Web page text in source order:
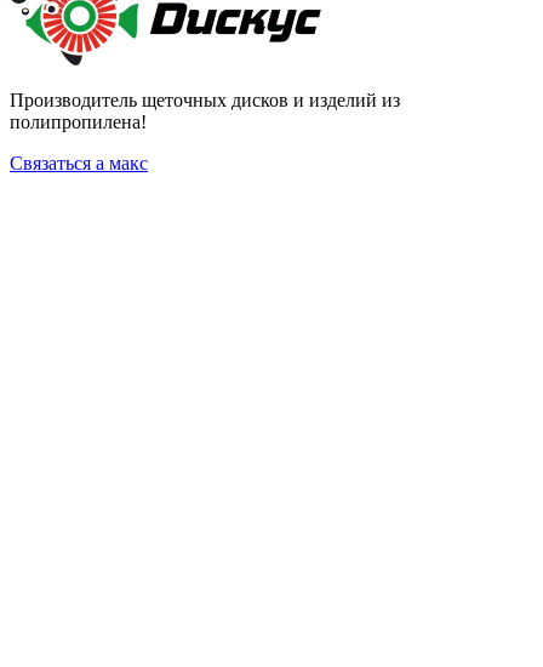
Производитель щеточных дисков и изделий из
полипропилена!
Связаться а макс